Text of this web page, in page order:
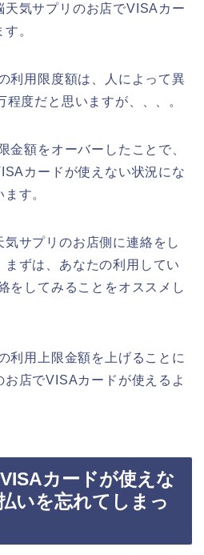
天気サプリのお店でVISAカー
。
利用限度額は、人によって異
度だと思いますが、、、。
金額をオーバーしたことで、
カードが使えない状況にな
す。
サプリのお店側に連絡をし
ずは、あなたの利用してい
をしてみることをオススメし
利用上限金額を上げることに
お店でVISAカードが使えるよ
カードが使えな
いを忘れてしまっ